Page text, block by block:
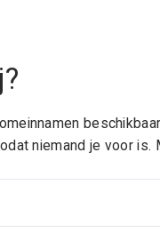
niemand je voor is.